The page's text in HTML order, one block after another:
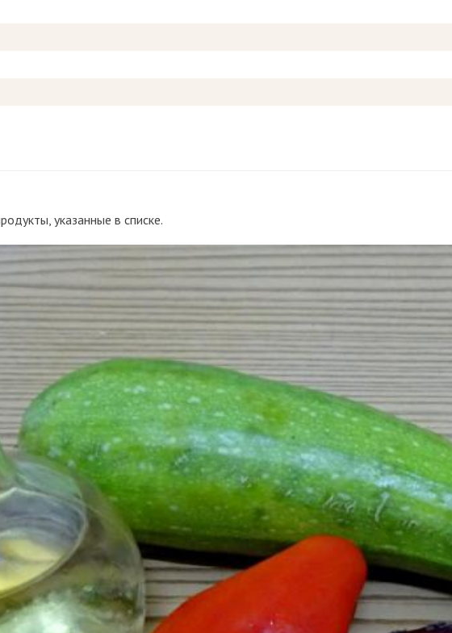
указанные в списке.